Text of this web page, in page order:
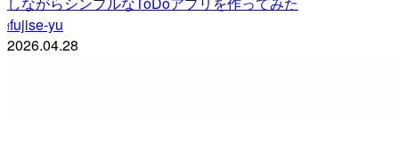
ffujise-yu
2026.04.28